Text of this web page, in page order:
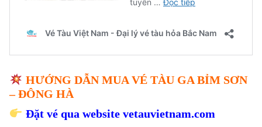
HƯỚNG DẪN MUA VÉ TÀU GA BỈM SƠN
– ĐÔNG HÀ
Đặt vé qua website vetauvietnam.com